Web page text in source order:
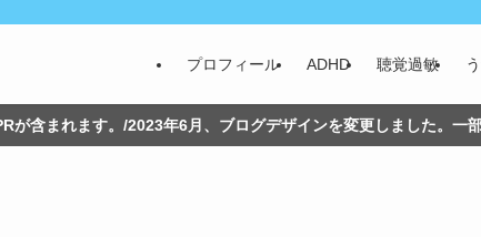
プロフィール ADHD 聴覚過敏
が含まれます。/2023年6月、ブログデザインを変更しました。一